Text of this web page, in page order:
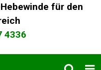
für den
4336